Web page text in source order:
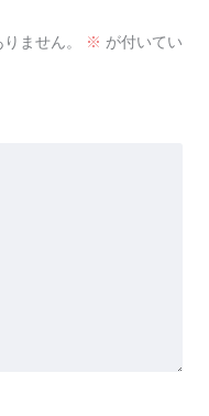
ません。 ※ が付いてい